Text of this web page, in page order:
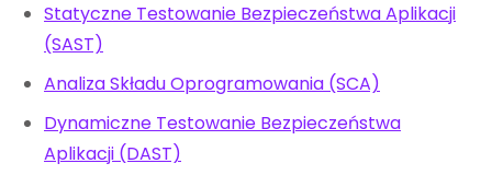
Statyczne Testowanie Bezpieczeństwa Aplikacji
(SAST)
Analiza Składu Oprogramowania (SCA)
Dynamiczne Testowanie Bezpieczeństwa
Aplikacji (DAST)